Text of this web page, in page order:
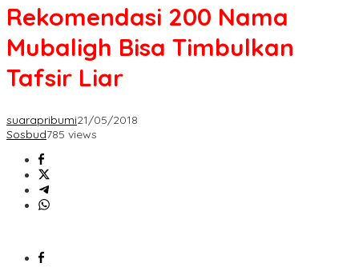
Rekomendasi 200 Nama
Mubaligh Bisa Timbulkan
Tafsir Liar
suarapribumi21/05/2018
Sosbud785 views